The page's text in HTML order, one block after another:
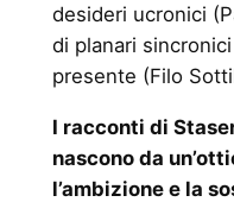
desideri ucronici
di planari
presente (Filo
I racconti di
nascono da
l’ambizione e la